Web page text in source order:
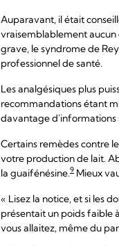
Auparavant, il était
vraisemblablement
grave, le syndrome de
professionnel de santé.
Les analgésiques plus
recommandations étant
davantage d'informations
Certains remèdes contre
votre production de lait.
la guaifénésine.9 Mieux
« Lisez la notice, et si les
présentait un poids faible
vous allaitez, même du